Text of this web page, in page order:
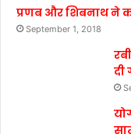
प्रणब और शिबनाथ ने
September 1, 2018
दी